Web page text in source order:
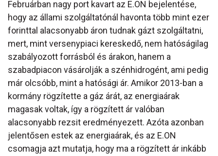
Februárban nagy port kavart az E.ON bejelentése,
hogy az állami szolgáltatónál havonta több mint ezer
forinttal alacsonyabb áron tudnak gázt szolgáltatni,
mert, mint versenypiaci kereskedő, nem hatóságilag
szabályozott forrásból és árakon, hanem a
szabadpiacon vásárolják a szénhidrogént, ami pedig
már olcsóbb, mint a hatósági ár. Amikor 2013-ban a
kormány rögzítette a gáz árát, az energiaárak
magasak voltak, így a rögzített ár valóban
alacsonyabb rezsit eredményezett. Azóta azonban
jelentősen estek az energiaárak, és az E.ON
csomagja azt mutatja, hogy ma a rögzített ár inkább